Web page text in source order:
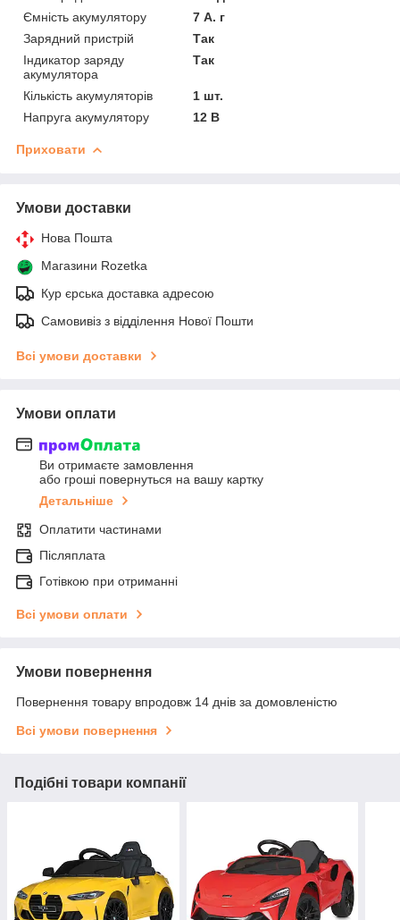
Ємність акумулятору
7 А. г
Зарядний пристрій
Так
Індикатор заряду
акумулятора
Так
Кількість акумуляторів
1 шт.
Напруга акумулятору
12 В
Приховати
Умови доставки
Нова Пошта
Магазини Rozetka
Кур єрська доставка адресою
Самовивіз з відділення Нової Пошти
Всі умови доставки
Умови оплати
Ви отримаєте замовлення
або гроші повернуться на вашу картку
Детальніше
Оплатити частинами
Післяплата
Готівкою при отриманні
Всі умови оплати
Умови повернення
Повернення товару впродовж 14 днів за домовленістю
Всі умови повернення
Подібні товари компанії